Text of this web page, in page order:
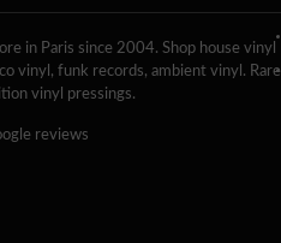
in Paris since 2004. Shop house vinyl
vinyl, funk records, ambient vinyl. Rare
vinyl pressings.
reviews